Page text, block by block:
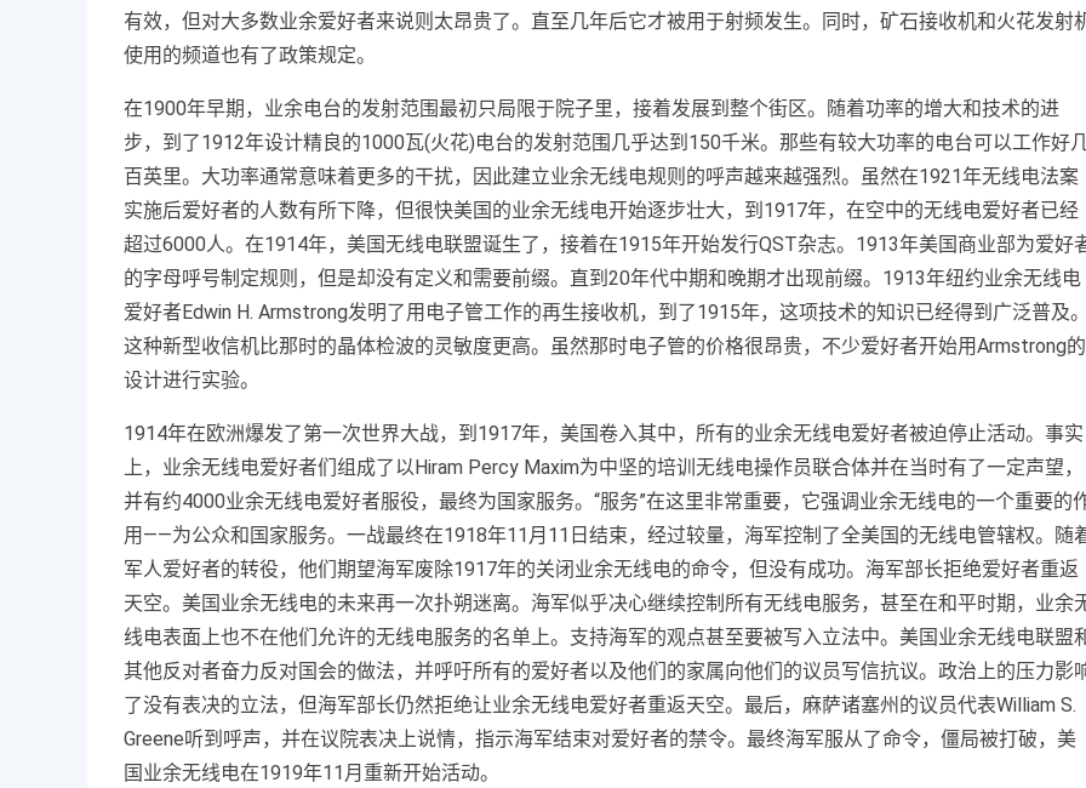
有效，但对大多数业余爱好者来说则太昂贵了。直至几年后它才被用于射频发生。同时，矿石接收机和火花发射
使用的频道也有了政策规定。
在1900年早期，业余电台的发射范围最初只局限于院子里，接着发展到整个街区。随着功率的增大和技术的进
步，到了1912年设计精良的1000瓦(火花)电台的发射范围几乎达到150千米。那些有较大功率的电台可以工作好
百英里。大功率通常意味着更多的干扰，因此建立业余无线电规则的呼声越来越强烈。虽然在1921年无线电法案
实施后爱好者的人数有所下降，但很快美国的业余无线电开始逐步壮大，到1917年，在空中的无线电爱好者已经
超过6000人。在1914年，美国无线电联盟诞生了，接着在1915年开始发行QST杂志。1913年美国商业部为爱好
的字母呼号制定规则，但是却没有定义和需要前缀。直到20年代中期和晚期才出现前缀。1913年纽约业余无线电
爱好者Edwin H. Armstrong发明了用电子管工作的再生接收机，到了1915年，这项技术的知识已经得到广泛普及。
这种新型收信机比那时的晶体检波的灵敏度更高。虽然那时电子管的价格很昂贵，不少爱好者开始用Armstrong的
设计进行实验。
1914年在欧洲爆发了第一次世界大战，到1917年，美国卷入其中，所有的业余无线电爱好者被迫停止活动。事实
上，业余无线电爱好者们组成了以Hiram Percy Maxim为中坚的培训无线电操作员联合体并在当时有了一定声望，
并有约4000业余无线电爱好者服役，最终为国家服务。“服务”在这里非常重要，它强调业余无线电的一个重要的
用——为公众和国家服务。一战最终在1918年11月11日结束，经过较量，海军控制了全美国的无线电管辖权。随
军人爱好者的转役，他们期望海军废除1917年的关闭业余无线电的命令，但没有成功。海军部长拒绝爱好者重返
天空。美国业余无线电的未来再一次扑朔迷离。海军似乎决心继续控制所有无线电服务，甚至在和平时期，业余
线电表面上也不在他们允许的无线电服务的名单上。支持海军的观点甚至要被写入立法中。美国业余无线电联盟
其他反对者奋力反对国会的做法，并呼吁所有的爱好者以及他们的家属向他们的议员写信抗议。政治上的压力影
了没有表决的立法，但海军部长仍然拒绝让业余无线电爱好者重返天空。最后，麻萨诸塞州的议员代表William S.
Greene听到呼声，并在议院表决上说情，指示海军结束对爱好者的禁令。最终海军服从了命令，僵局被打破，美
国业余无线电在1919年11月重新开始活动。